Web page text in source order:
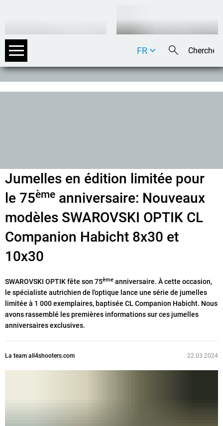
DE
FR
IT
Jumelles en édition limitée pour
le 75ème anniversaire: Nouveaux
modèles SWAROVSKI OPTIK CL
Companion Habicht 8x30 et
10x30
SWAROVSKI OPTIK fête son 75ème anniversaire. À cette occasion,
le spécialiste autrichien de l'optique lance une série de jumelles
limitée à 1 000 exemplaires, baptisée CL Companion Habicht. Nous
avons rassemblé les premières informations sur ces jumelles
anniversaires exclusives.
La team all4shooters.com 22.03.2024